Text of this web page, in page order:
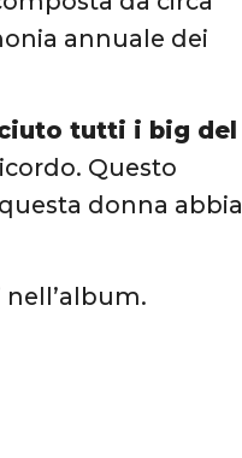
annuale dei
tutti i big del
Questo
donna abbia